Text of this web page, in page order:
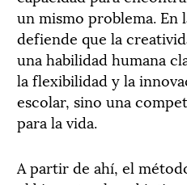
un mismo problema. En
defiende que la
una habilidad humana
la flexibilidad y la
escolar, sino una
para la vida.
A partir de ahí, el